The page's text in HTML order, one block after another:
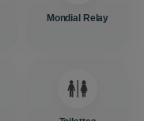
Mondial Relay